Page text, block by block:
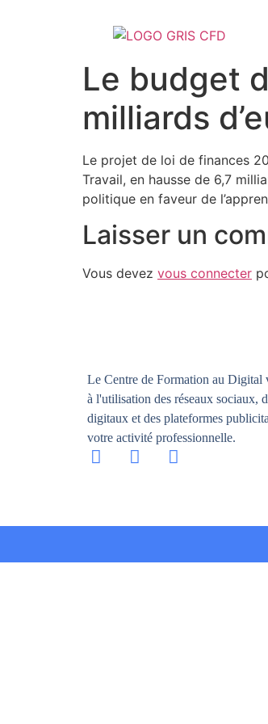
Le budget
milliards
Le projet de loi de finances
Travail, en hausse de 6,7
politique en faveur de
Laisser un
Vous devez vous connecter
Le Centre de Formation au Digital
à l'utilisation des réseaux sociaux,
digitaux et des plateformes
votre activité professionnelle.